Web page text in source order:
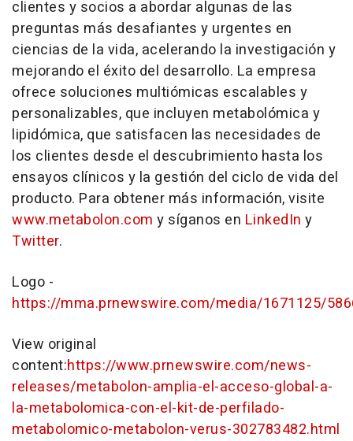
clientes y socios a abordar algunas de las
preguntas más desafiantes y urgentes en
ciencias de la vida, acelerando la investigación y
mejorando el éxito del desarrollo. La empresa
ofrece soluciones multiómicas escalables y
personalizables, que incluyen metabolómica y
lipidómica, que satisfacen las necesidades de
los clientes desde el descubrimiento hasta los
ensayos clínicos y la gestión del ciclo de vida del
producto. Para obtener más información, visite
www.metabolon.com y síganos en LinkedIn y
Twitter.
Logo -
https://mma.prnewswire.com/media/1671125/
View original
content:https://www.prnewswire.com/news-
releases/metabolon-amplia-el-acceso-global-a-
la-metabolomica-con-el-kit-de-perfilado-
metabolomico-metabolon-verus-302783482.html